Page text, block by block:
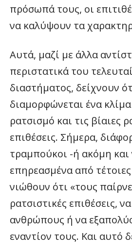
πρόσωπά τους, οι
να καλύψουν τα
Αυτά, μαζί με άλλα
περιστατικά του
διαστήματος, δείχνουν
διαμορφώνεται ένα
ρατσισμό και τις βίαιες
επιθέσεις. Σήμερα,
τραμπούκοι -ή ακόμη
επηρεασμένα από
νιώθουν ότι «τους
ρατσιστικές επιθέσεις,
ανθρώπους ή να
εναντίον τους. Και αυτό